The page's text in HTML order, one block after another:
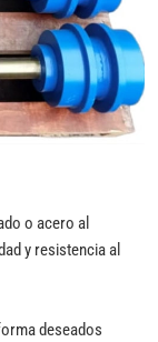
o acero al
y resistencia al
deseados